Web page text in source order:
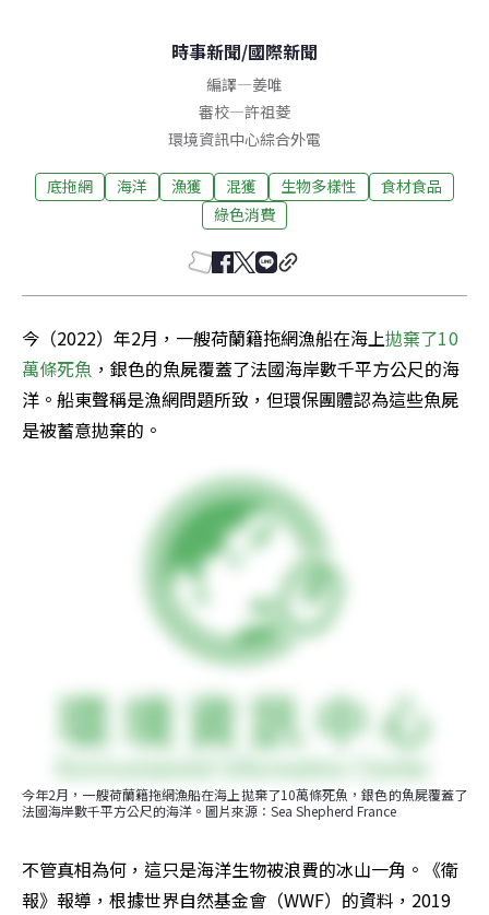
時事新聞/國際新聞
編譯—姜唯
審校—許祖菱
環境資訊中心綜合外電
底拖網 海洋 漁獲 混獲 生物多樣性
食材食品
綠色消費
今（2022）年2月，一艘荷蘭籍拖網漁船在海上拋棄了10
萬條死魚 ，銀色的魚屍覆蓋了法國海岸數千平方公尺的海
洋。船東聲稱是漁網問題所致，但環保團體認為這些魚屍
是被蓄意拋棄的。
今年2月，一艘荷蘭籍拖網漁船在海上拋棄了10萬條死魚，銀色的魚屍覆蓋了
法國海岸數千平方公尺的海洋。圖片來源：Sea Shepherd France
不管真相為何，這只是海洋生物被浪費的冰山一角。《衛
報》報導，根據世界自然基金會（WWF）的資料，2019